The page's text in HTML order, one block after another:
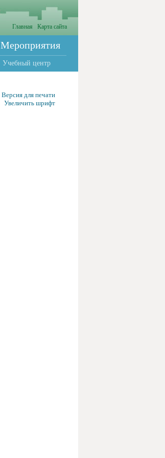
Главная Карта сайта
Мероприятия
Учебный центр
Версия для печати
Увеличить шрифт